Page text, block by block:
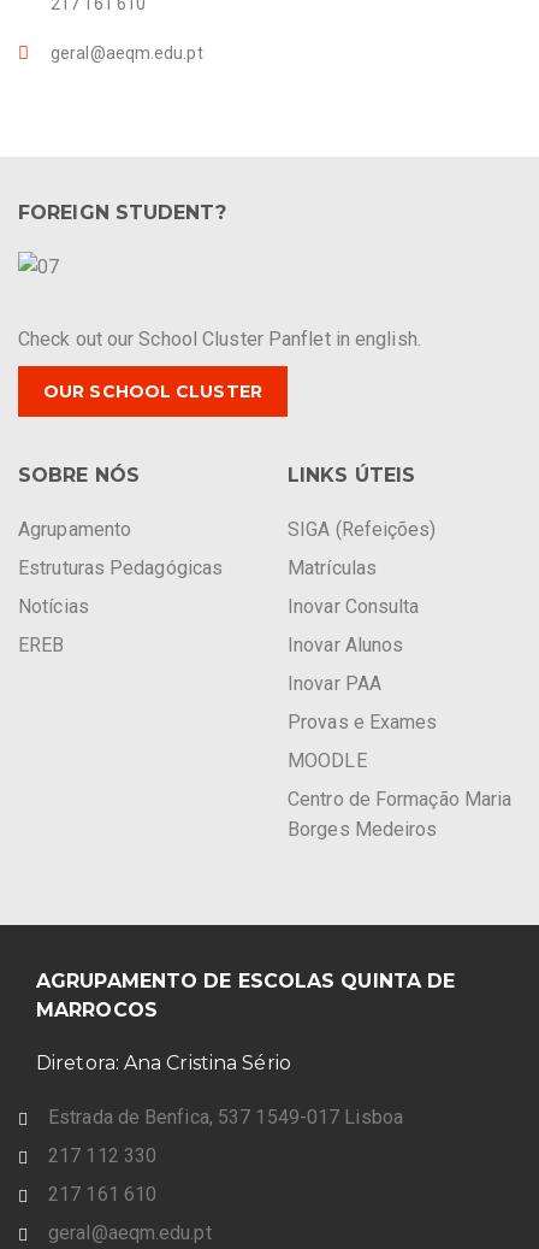
geral@aeqm.edu.pt
FOREIGN STUDENT?
Check out our School Cluster Panflet in english.
OUR SCHOOL CLUSTER
SOBRE NÓS
Agrupamento
Estruturas Pedagógicas
Notícias
EREB
LINKS ÚTEIS
SIGA (Refeições)
Matrículas
Inovar Consulta
Inovar Alunos
Inovar PAA
Provas e Exames
MOODLE
Centro de Formação Maria
Borges Medeiros
AGRUPAMENTO DE ESCOLAS QUINTA DE
MARROCOS
Diretora: Ana Cristina Sério
Estrada de Benfica, 537 1549-017 Lisboa
217 112 330
217 161 610
geral@aeqm.edu.pt